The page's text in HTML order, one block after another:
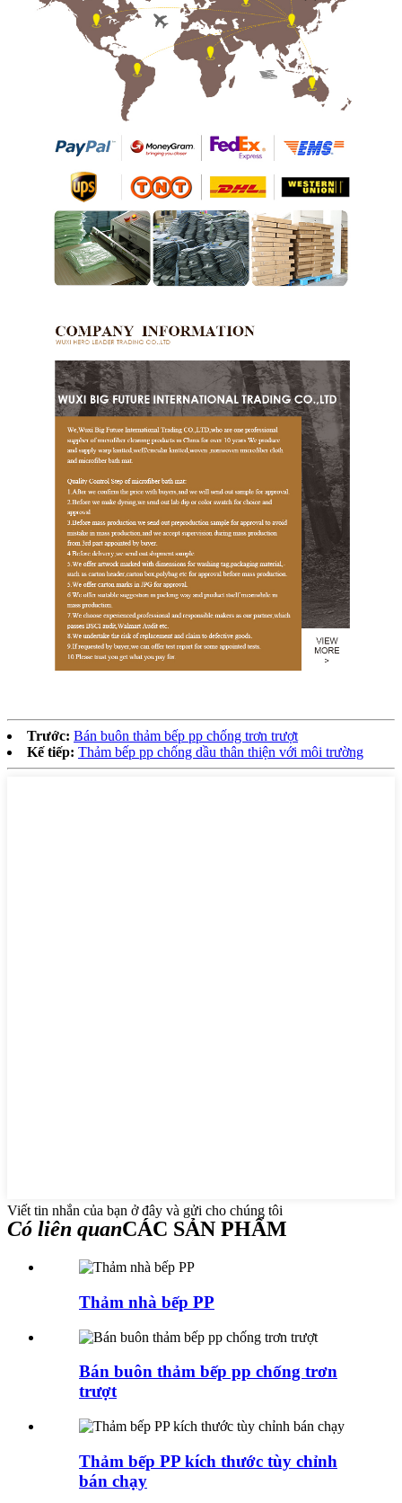
Trước: Bán buôn thảm bếp pp chống trơn trượt
Kế tiếp: Thảm bếp pp chống dầu thân thiện với môi trường
Viết tin nhắn của bạn ở đây và gửi cho chúng tôi
Có liên quanCÁC SẢN PHẨM
Thảm nhà bếp PP
Bán buôn thảm bếp pp chống trơn
trượt
Thảm bếp PP kích thước tùy chỉnh
bán chạy